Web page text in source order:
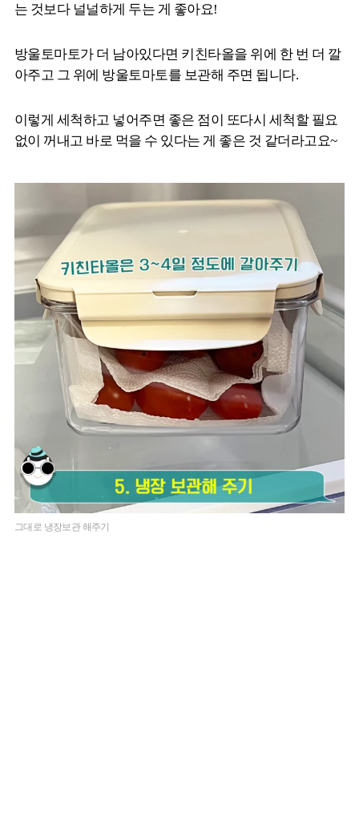
는 것보다 널널하게 두는 게 좋아요!
방울토마토가 더 남아있다면 키친타올을 위에 한 번 더 깔
아주고 그 위에 방울토마토를 보관해 주면 됩니다.
이렇게 세척하고 넣어주면 좋은 점이 또다시 세척할 필요
없이 꺼내고 바로 먹을 수 있다는 게 좋은 것 같더라고요~
그대로 냉장보관 해주기